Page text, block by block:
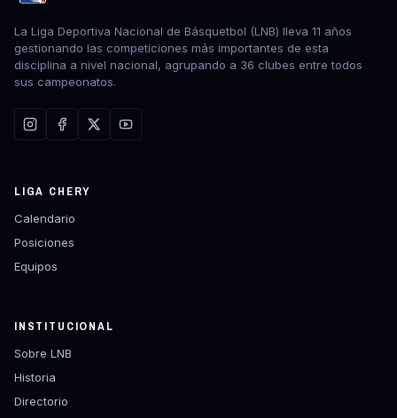
La Liga Deportiva Nacional de Básquetbol (LNB) lleva 11 años
gestionando las competiciones más importantes de esta
disciplina a nivel nacional, agrupando a 36 clubes entre todos
sus campeonatos.
LIGA CHERY
Calendario
Posiciones
Equipos
INSTITUCIONAL
Sobre LNB
Historia
Directorio